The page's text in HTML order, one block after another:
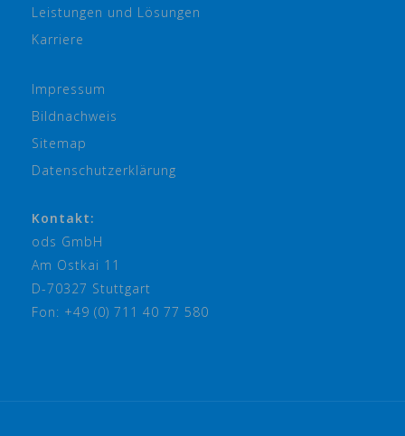
Leistungen und Lösungen
Karriere
Impressum
Bildnachweis
Sitemap
Datenschutzerklärung
Kontakt:
ods GmbH
Am Ostkai 11
D-70327 Stuttgart
Fon: +49 (0) 711 40 77 580